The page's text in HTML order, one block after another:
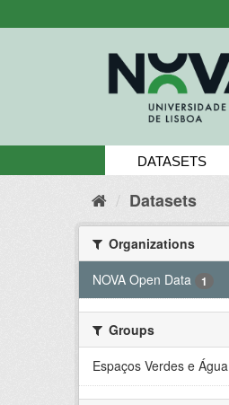
to
DATASETS
Datasets
Organizations
NOVA Open Data
1
Groups
Espaços Verdes e Água